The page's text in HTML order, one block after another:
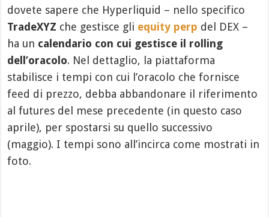
dovete sapere che Hyperliquid – nello specifico
TradeXYZ che gestisce gli equity perp del DEX –
ha un calendario con cui gestisce il rolling
dell’oracolo. Nel dettaglio, la piattaforma
stabilisce i tempi con cui l’oracolo che fornisce
feed di prezzo, debba abbandonare il riferimento
al futures del mese precedente (in questo caso
aprile), per spostarsi su quello successivo
(maggio). I tempi sono all’incirca come mostrati in
foto.